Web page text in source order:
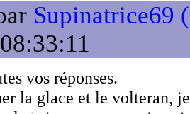
Supinatrice69
vos réponses.
la glace et le volteran,